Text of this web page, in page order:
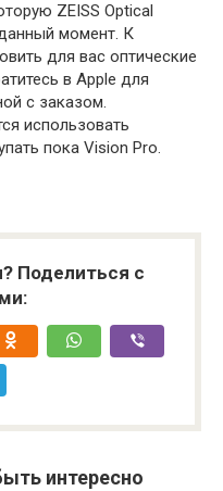
ZEISS Optical
момент. К
для вас оптические
в Apple для
с заказом.
использовать
пока Vision Pro.
Поделиться с
интересно